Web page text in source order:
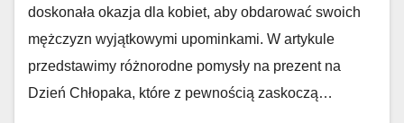
doskonała okazja dla kobiet, aby obdarować swoich
mężczyzn wyjątkowymi upominkami. W artykule
przedstawimy różnorodne pomysły na prezent na
Dzień Chłopaka, które z pewnością zaskoczą…